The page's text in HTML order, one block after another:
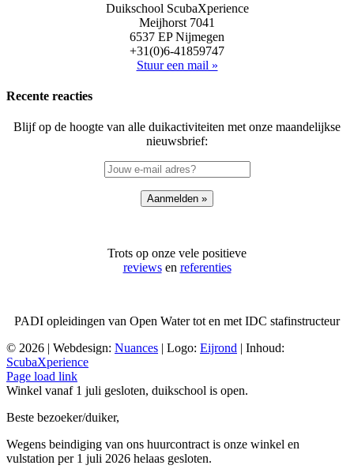
Duikschool ScubaXperience
Meijhorst 7041
6537 EP Nijmegen
+31(0)6-41859747
Stuur een mail »
Recente reacties
Blijf op de hoogte van alle duikactiviteiten met onze maandelijkse
nieuwsbrief:
Trots op onze vele positieve
reviewsen referenties
PADI opleidingen van Open Water tot en met IDC stafinstructeur
© 2026 | Webdesign: Nuances | Logo: Eijrond | Inhoud:
ScubaXperience
Facebook
X
YouTube
Google
Reviews
Page load link
Winkel vanaf 1 juli gesloten, duikschool is open.
Beste bezoeker/duiker,
Wegens beindiging van ons huurcontract is onze winkel en
vulstation per 1 juli 2026 helaas gesloten.